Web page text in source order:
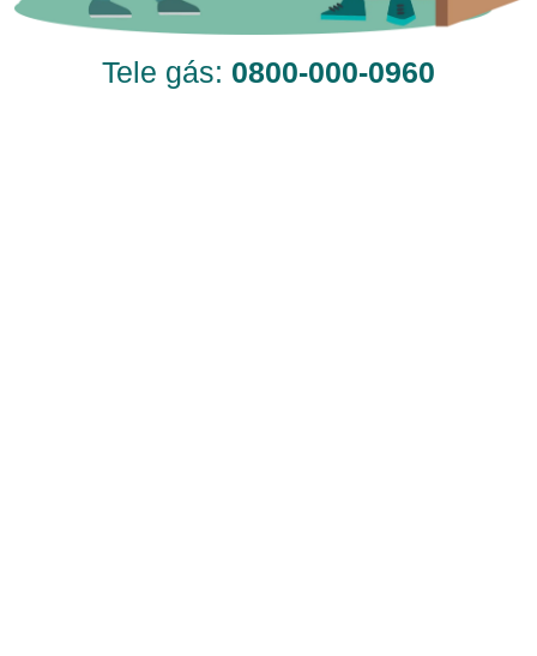
Tele gás: 0800-000-0960